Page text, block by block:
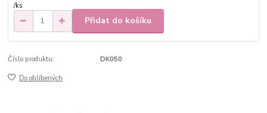
/ks
Přidat do košíku
Číslo produktu: DK050
Do oblíbených